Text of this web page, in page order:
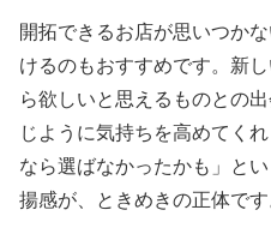
開拓できるお店が思いつか
けるのもおすすめです。新
ら欲しいと思えるものとの
じように気持ちを高めてく
なら選ばなかったかも」と
揚感が、ときめきの正体です